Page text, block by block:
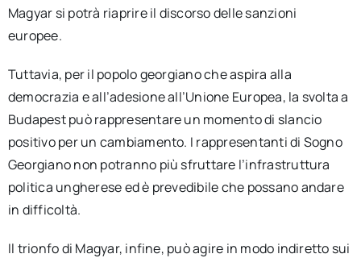
Magyar si potrà riaprire il discorso delle sanzioni
europee.
Tuttavia, per il popolo georgiano che aspira alla
democrazia e all’adesione all’Unione Europea, la svolta a
Budapest può rappresentare un momento di slancio
positivo per un cambiamento. I rappresentanti di Sogno
Georgiano non potranno più sfruttare l’infrastruttura
politica ungherese ed è prevedibile che possano andare
in difficoltà.
Il trionfo di Magyar, infine, può agire in modo indiretto sui